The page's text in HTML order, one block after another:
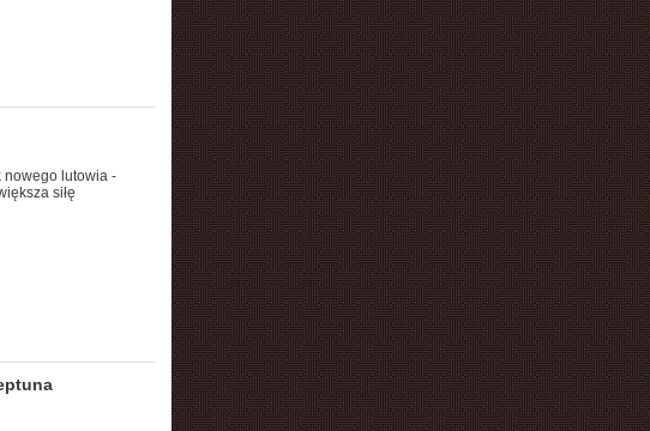
nowego lutowia -
siłę